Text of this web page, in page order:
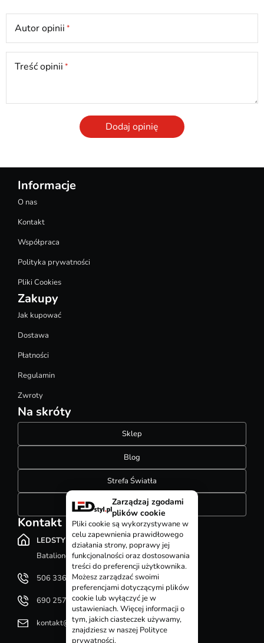
Autor opinii
Treść opinii
Dodaj opinię
Informacje
O nas
Kontakt
Współpraca
Polityka prywatności
Pliki Cookies
Zakupy
Jak kupować
Dostawa
Płatności
Regulamin
Zwroty
Na skróty
Sklep
Blog
Strefa Światła
Konfigurator szynoprzewodów
Kontakt
LEDSTYL.pl
Batalionów Chłopskich 12, 94-058 Łódź
506 336 320
690 257 092
kontakt@ledstyl.pl
Zarządzaj zgodami
plików cookie
Pliki cookie są wykorzystywane w
celu zapewnienia prawidłowego
działania strony, poprawy jej
funkcjonalności oraz dostosowania
treści do preferencji użytkownika.
Możesz zarządzać swoimi
preferencjami dotyczącymi plików
cookie lub wyłączyć je w
ustawieniach. Więcej informacji o
tym, jakich ciasteczek używamy,
znajdziesz w naszej Polityce
prywatności.